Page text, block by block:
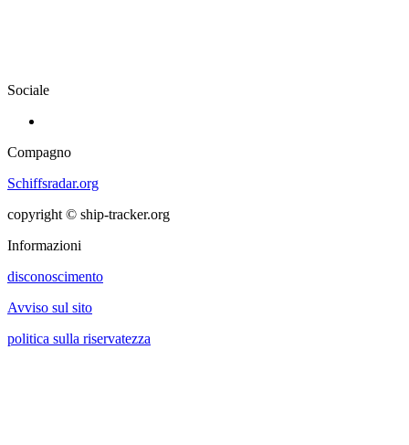
Sociale
Compagno
Schiffsradar.org
copyright © ship-tracker.org
Informazioni
disconoscimento
Avviso sul sito
politica sulla riservatezza